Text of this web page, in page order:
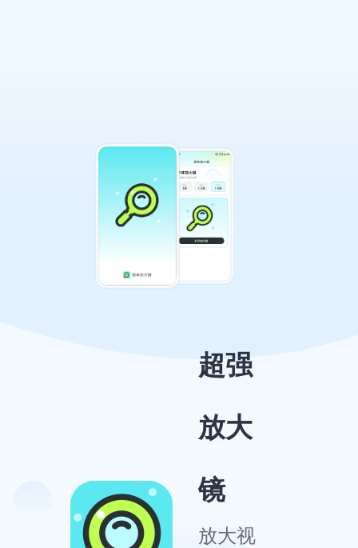
超强
放大
镜
放大视